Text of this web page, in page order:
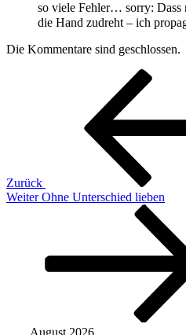
so viele Fehler… sorry: Dass
die Hand zudreht – ich
Die Kommentare sind geschlossen.
Beitragsnavigation
Zurück
Nächster
Weiter Ohne Unterschied lieben
August 2026